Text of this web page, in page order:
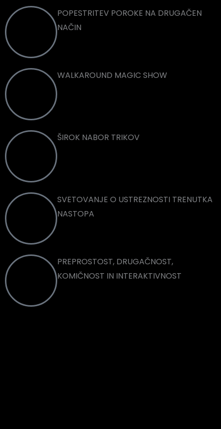
POPESTRITEV POROKE NA DRUGAČEN
NAČIN
WALKAROUND MAGIC SHOW
ŠIROK NABOR TRIKOV
SVETOVANJE O USTREZNOSTI TRENUTKA
NASTOPA
PREPROSTOST, DRUGAČNOST,
KOMIČNOST IN INTERAKTIVNOST